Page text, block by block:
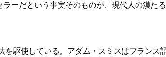
ーだという事実そのものが、現代人の漠た
駆使している。アダム・スミスはフランス